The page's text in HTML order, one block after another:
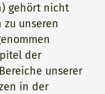
gehört nicht
unseren
der
unserer
in der